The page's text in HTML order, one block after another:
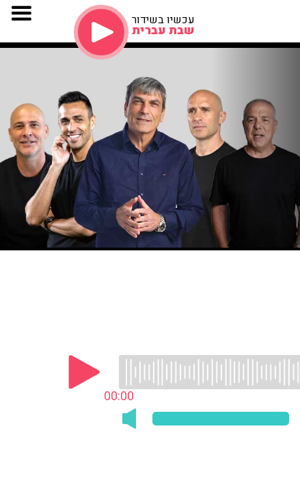
עכשיו בשידור
שבת עברית
00:00